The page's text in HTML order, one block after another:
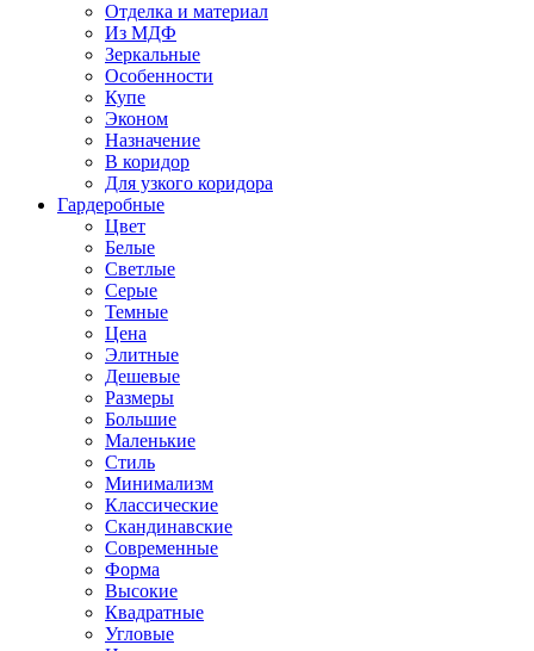
Отделка и материал
Из МДФ
Зеркальные
Особенности
Купе
Эконом
Назначение
В коридор
Для узкого коридора
Гардеробные
Цвет
Белые
Светлые
Серые
Темные
Цена
Элитные
Дешевые
Размеры
Большие
Маленькие
Стиль
Минимализм
Классические
Скандинавские
Современные
Форма
Высокие
Квадратные
Угловые